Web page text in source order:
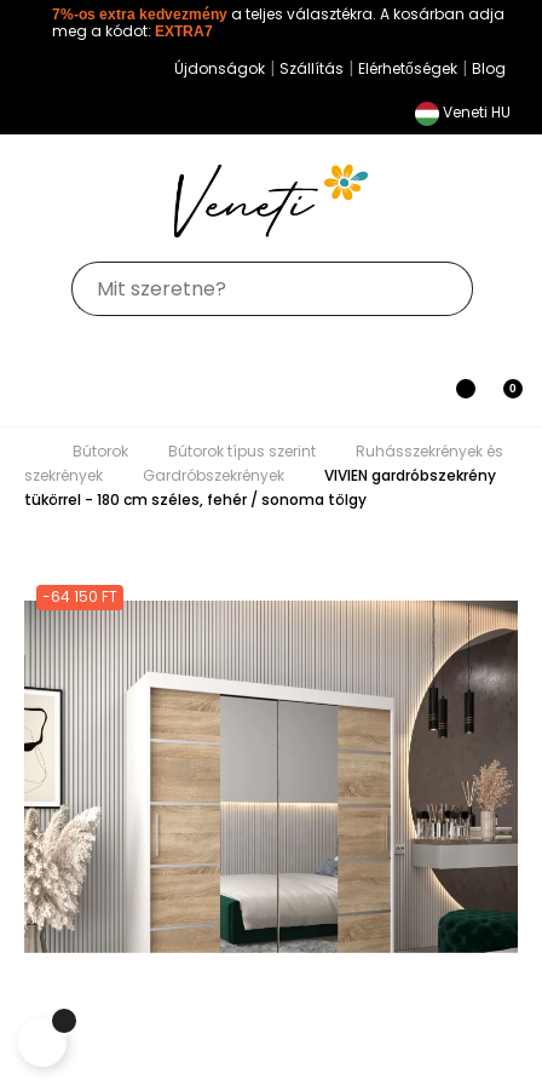
7%-os extra kedvezménya teljes választékra. A kosárban adja
meg a kódot: EXTRA7
Újdonságok| Szállítás | Elérhetőségek | Blog
Veneti HU
0
Bútorok Bútorok típus szerint
Ruhásszekrények
és szekrények
Gardróbszekrények
VIVIEN
gardróbszekrény tükörrel - 180 cm széles, fehér / sonoma tölgy
-64 150 FT
Jobb funkciók, testre szabott
tartalom és adatvédelem
Ez a weboldal a jogszabályoknak megfelelően sütiket használ
az Ön eszközén. Kérjük, a webhely további használatához
fogadja el a beállításokat.